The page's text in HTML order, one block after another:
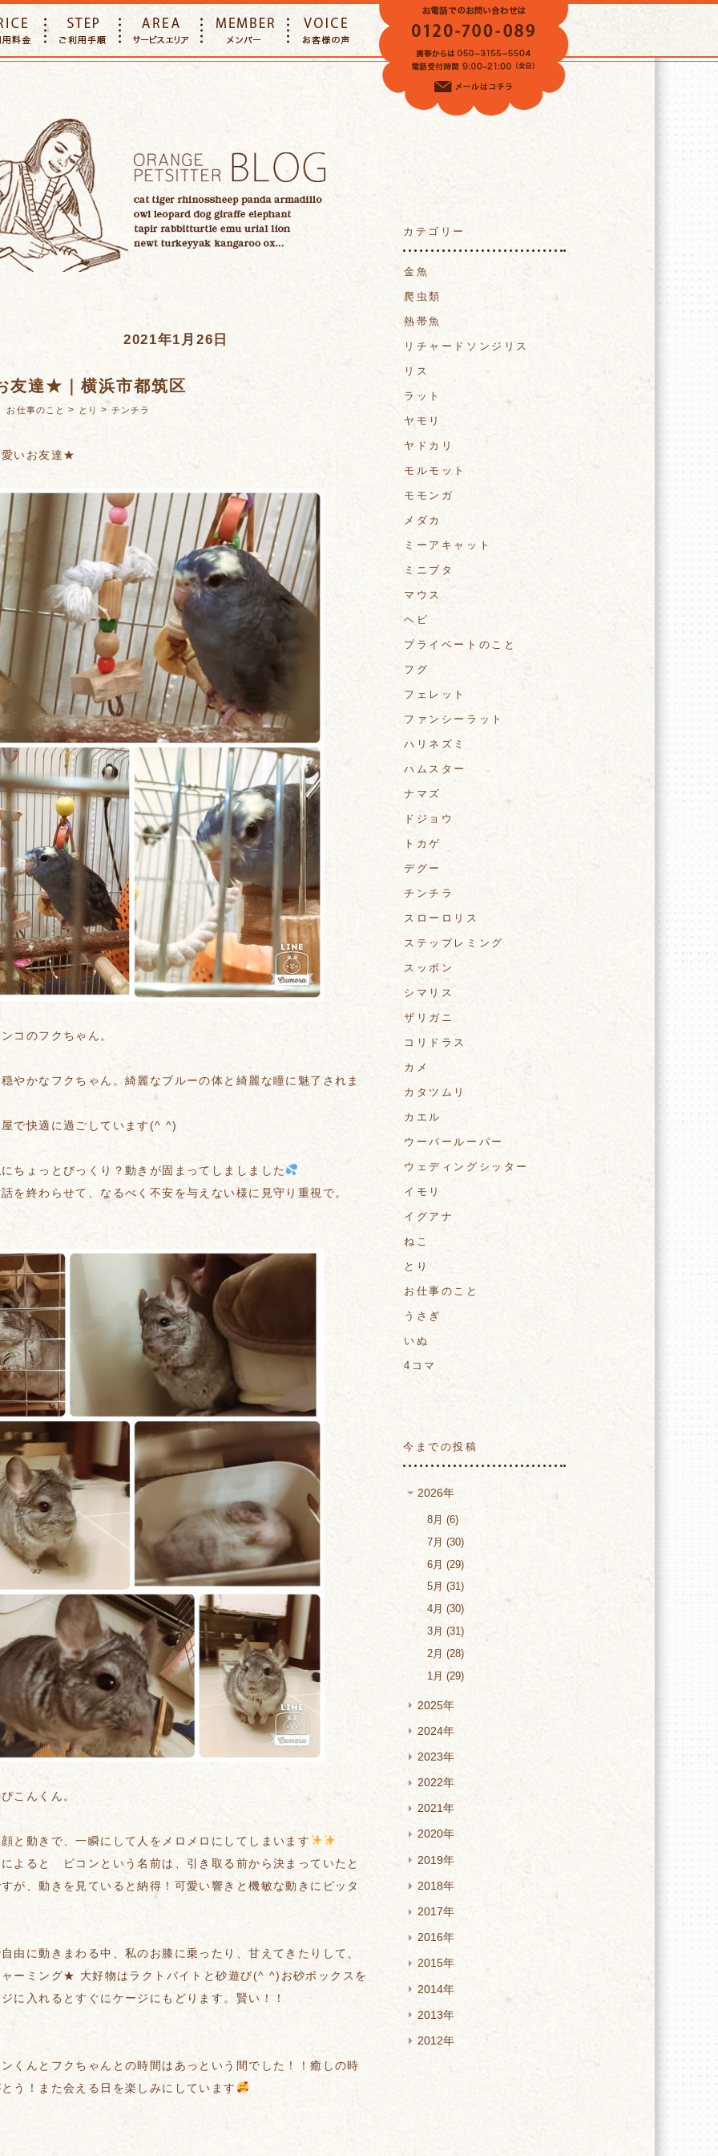
VOICE
2021年1月26日
友達★｜横浜市都筑区
お仕事のこと > とり > チンチラ
いお友達★
コのフクちゃん。
やかなフクちゃん。綺麗なブルーの体と綺麗な瞳に魅了されま
で快適に過ごしています(^ ^)
ちょっとびっくり？動きが固まってしましました
を終わらせて、なるべく不安を与えない様に見守り重視で。
こんくん。
と動きで、一瞬にして人をメロメロにしてしまいます
よると ピコンという名前は、引き取る前から決まっていたと
が、動きを見ていると納得！可愛い響きと機敏な動きにピッタ
由に動きまわる中、私のお膝に乗ったり、甘えてきたりして、
ーミング★ 大好物はラクトバイトと砂遊び(^ ^)お砂ボックスを
に入れるとすぐにケージにもどります。賢い！！
くんとフクちゃんとの時間はあっという間でした！！癒しの時
う！また会える日を楽しみにしています
カテゴリー
金魚
爬虫類
熱帯魚
リチャードソンジリス
リス
ラット
ヤモリ
ヤドカリ
モルモット
モモンガ
メダカ
ミーアキャット
ミニブタ
マウス
ヘビ
プライベートのこと
フグ
フェレット
ファンシーラット
ハリネズミ
ハムスター
ナマズ
ドジョウ
トカゲ
デグー
チンチラ
スローロリス
ステップレミング
スッポン
シマリス
ザリガニ
コリドラス
カメ
カタツムリ
カエル
ウーパールーパー
ウェディングシッター
イモリ
イグアナ
ねこ
とり
お仕事のこと
うさぎ
いぬ
4コマ
今までの投稿
2026年
8月
6
7月
30
6月
29
5月
31
4月
30
3月
31
2月
28
1月
29
2025年
2024年
2023年
2022年
2021年
2020年
2019年
2018年
2017年
2016年
2015年
2014年
2013年
2012年